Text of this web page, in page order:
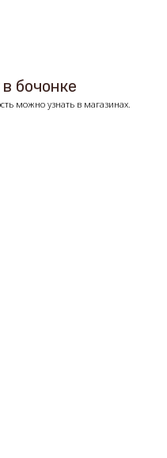
бочонке
можно узнать в магазинах.